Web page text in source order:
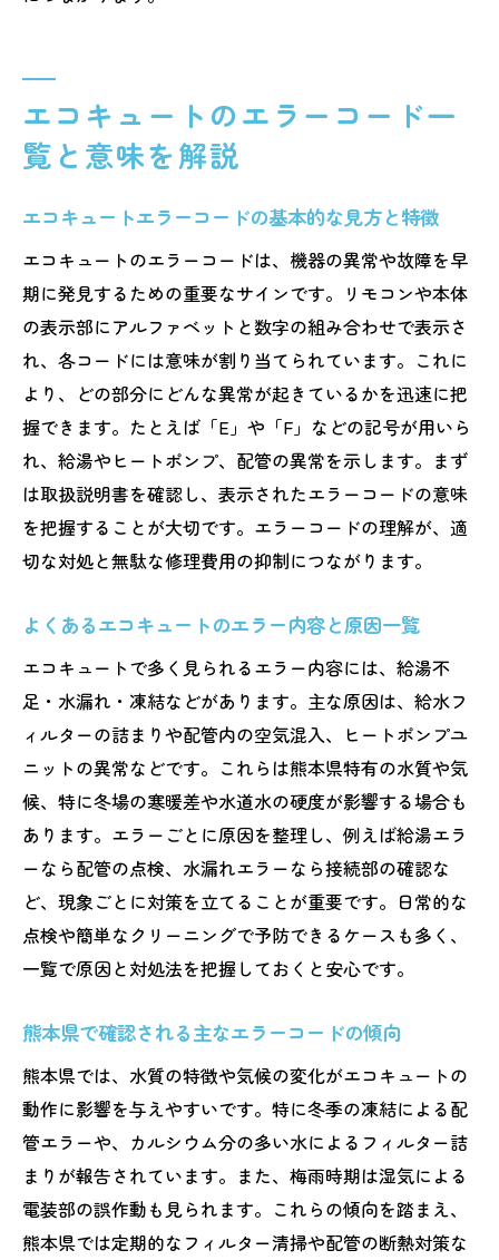
スト
自分で点検できるエコキュートの確認項目
エコキュートのエラーコード一
覧と意味を解説
エコキュートエラーコードの基本的な見方と特徴
エコキュートのエラーコードは、機器の異常や故障を早
期に発見するための重要なサインです。リモコンや本体
の表示部にアルファベットと数字の組み合わせで表示さ
れ、各コードには意味が割り当てられています。これに
より、どの部分にどんな異常が起きているかを迅速に把
握できます。たとえば「E」や「F」などの記号が用いら
れ、給湯やヒートポンプ、配管の異常を示します。まず
は取扱説明書を確認し、表示されたエラーコードの意味
を把握することが大切です。エラーコードの理解が、適
切な対処と無駄な修理費用の抑制につながります。
よくあるエコキュートのエラー内容と原因一覧
エコキュートで多く見られるエラー内容には、給湯不
足・水漏れ・凍結などがあります。主な原因は、給水フ
ィルターの詰まりや配管内の空気混入、ヒートポンプユ
ニットの異常などです。これらは熊本県特有の水質や気
候、特に冬場の寒暖差や水道水の硬度が影響する場合も
あります。エラーごとに原因を整理し、例えば給湯エラ
ーなら配管の点検、水漏れエラーなら接続部の確認な
ど、現象ごとに対策を立てることが重要です。日常的な
点検や簡単なクリーニングで予防できるケースも多く、
一覧で原因と対処法を把握しておくと安心です。
熊本県で確認される主なエラーコードの傾向
熊本県では、水質の特徴や気候の変化がエコキュートの
動作に影響を与えやすいです。特に冬季の凍結による配
管エラーや、カルシウム分の多い水によるフィルター詰
まりが報告されています。また、梅雨時期は湿気による
電装部の誤作動も見られます。これらの傾向を踏まえ、
熊本県では定期的なフィルター清掃や配管の断熱対策な